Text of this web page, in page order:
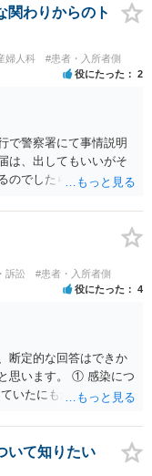
関わりからのト
婦人科 #患者・入所者側
役にたった 2
で警察署にて事情説明
は、出してもいいがそ
のでしたら、あまり結
実際に捜査をするの
は変わらないかもしれ
たっている弁護士に相
まで。
訴訟 #患者・入所者側
役にたった 4
断定的な回答はできか
思います。 ① 感染につ
いたにもかかわらず、
た場合には、相手方の
準的な医療水準につい
肋軟骨採取について
いて知りたい